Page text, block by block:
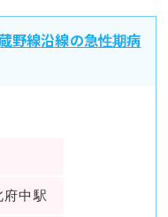
野線沿線の急性期病
府中駅